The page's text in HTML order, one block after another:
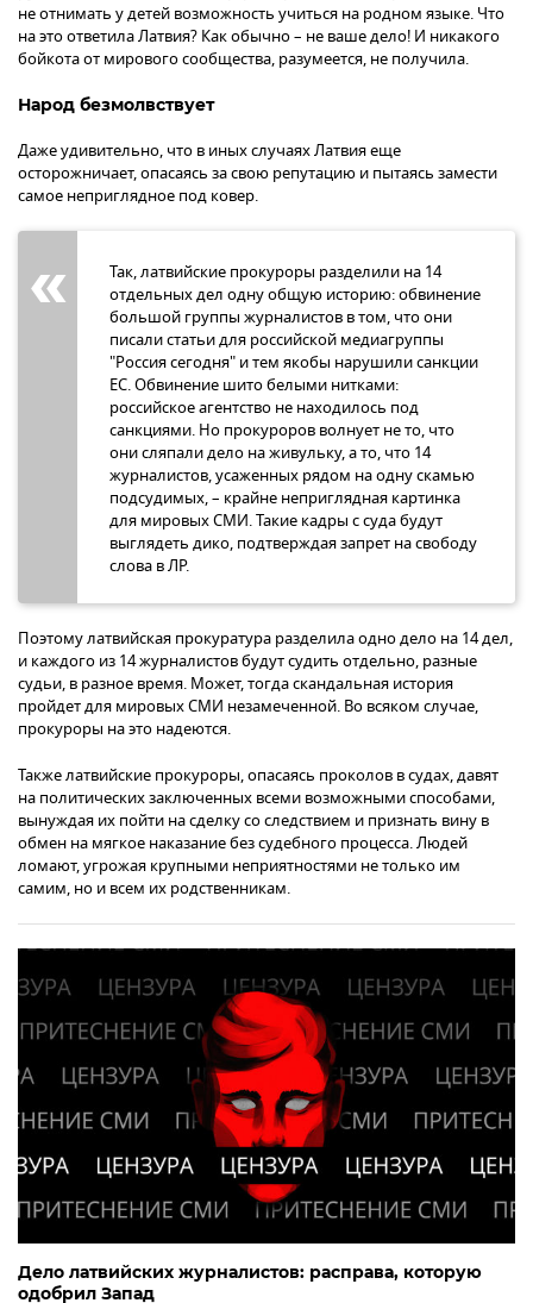
не отнимать у детей возможность учиться на родном языке. Что
на это ответила Латвия? Как обычно – не ваше дело! И никакого
бойкота от мирового сообщества, разумеется, не получила.
Народ безмолвствует
Даже удивительно, что в иных случаях Латвия еще
осторожничает, опасаясь за свою репутацию и пытаясь замести
самое неприглядное под ковер.
Так, латвийские прокуроры разделили на 14
отдельных дел одну общую историю: обвинение
большой группы журналистов в том, что они
писали статьи для российской медиагруппы
"Россия сегодня" и тем якобы нарушили санкции
ЕС. Обвинение шито белыми нитками:
российское агентство не находилось под
санкциями. Но прокуроров волнует не то, что
они сляпали дело на живульку, а то, что 14
журналистов, усаженных рядом на одну скамью
подсудимых, – крайне неприглядная картинка
для мировых СМИ. Такие кадры с суда будут
выглядеть дико, подтверждая запрет на свободу
слова в ЛР.
Поэтому латвийская прокуратура разделила одно дело на 14 дел,
и каждого из 14 журналистов будут судить отдельно, разные
судьи, в разное время. Может, тогда скандальная история
пройдет для мировых СМИ незамеченной. Во всяком случае,
прокуроры на это надеются.
Также латвийские прокуроры, опасаясь проколов в судах, давят
на политических заключенных всеми возможными способами,
вынуждая их пойти на сделку со следствием и признать вину в
обмен на мягкое наказание без судебного процесса. Людей
ломают, угрожая крупными неприятностями не только им
самим, но и всем их родственникам.
Дело латвийских журналистов: расправа, которую
одобрил Запад